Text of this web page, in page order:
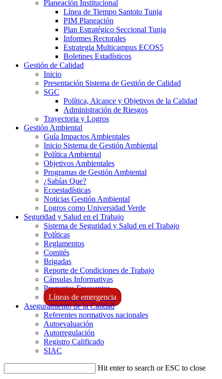
Planeación Institucional
Línea de Tiempo Santoto Tunja
PIM Planeación
Plan Estratégico Seccional Tunja
Informes Rectorales
Estrategia Multicampus ECOS5
Boletines Estadísticos
Gestión de Calidad
Inicio
Presentación Sistema de Gestión de Calidad
SGC
Política, Alcance y Objetivos de la Calidad
Administración de Riesgos
Trayectoria y Logros
Gestión Ambiental
Guía Impactos Ambientales
Inicio Sistema de Gestión Ambiental
Política Ambiental
Objetivos Ambientales
Programas de Gestión Ambiental
¿Sabías Que?
Ecoestadísticas
Noticias Gestión Ambiental
Logros como Universidad Verde
Seguridad y Salud en el Trabajo
Sistema de Seguridad y Salud en el Trabajo
Políticas
Reglamentos
Comités
Brigadas
Reporte de Condiciones de Trabajo
Cápsulas Informativas
Preguntas Frecuentes
Líneas de emergencia
Aseguramiento de la Calidad
Referentes normativos nacionales
Autoevaluación
Autorregulación
Registro Calificado
SIAC
Hit enter to search or ESC to close